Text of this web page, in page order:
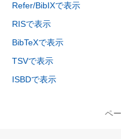
Refer/BibIXで表示
RISで表示
BibTeXで表示
TSVで表示
ISBDで表示
ペ